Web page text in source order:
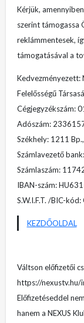
Kérjük,
szerint támogassa
reklámmentesek,
támogatásával a
Kedvezményezett:
Felelősségű
Cégjegyzékszám:
Adószám:
Székhely: 1211
Számlavezető
Számlaszám:
IBAN-szám:
S.W.I.F.T. /BIC-
KEZDŐOLDAL
Váltson előfizetői
https://
Előfizetéseddel
hanem a NEXUS